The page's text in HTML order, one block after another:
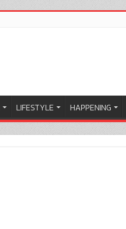
LIFESTYLE HAPPENING